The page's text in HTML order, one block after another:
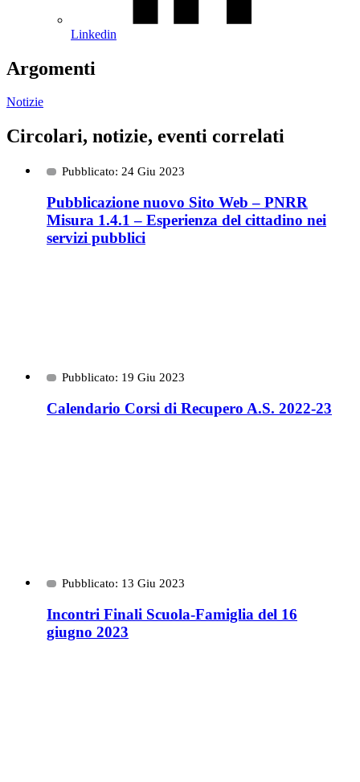
Linkedin
Argomenti
Notizie
Circolari, notizie, eventi correlati
Pubblicato: 24 Giu 2023
Pubblicazione nuovo Sito Web – PNRR
Misura 1.4.1 – Esperienza del cittadino nei
servizi pubblici
Pubblicato: 19 Giu 2023
Calendario Corsi di Recupero A.S. 2022-23
Pubblicato: 13 Giu 2023
Incontri Finali Scuola-Famiglia del 16
giugno 2023